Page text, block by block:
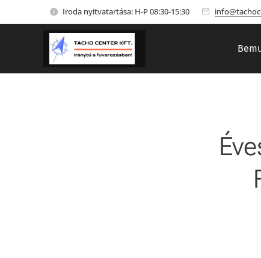
Iroda nyitvatartása: H-P 08:30-15:30